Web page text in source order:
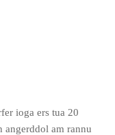
ioga ers tua 20
angerddol am rannu